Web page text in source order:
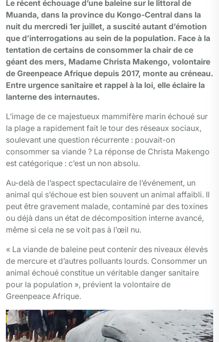
Le récent échouage d’une baleine sur le littoral de
Muanda, dans la province du Kongo-Central dans la
nuit du mercredi 1er juillet, a suscité autant d’émotion
que d’interrogations au sein de la population. Face à la
tentation de certains de consommer la chair de ce
géant des mers, Madame Christa Makengo, volontaire
de Greenpeace Afrique depuis 2017, monte au créneau.
Entre urgence sanitaire et rappel à la loi, elle éclaire la
lanterne des internautes.
L’image de ce majestueux mammifère marin échoué sur
la plage a rapidement fait le tour des réseaux sociaux,
soulevant une question récurrente : pouvait-on
consommer sa viande ? La réponse de Christa Makengo
est catégorique : c’est un non absolu.
Au-delà de l’aspect spectaculaire de l’événement, un
animal qui s’échoue est bien souvent un animal affaibli. Il
peut être gravement malade, contaminé par des toxines
ou déjà dans un état de décomposition interne avancé,
même si cela ne se voit pas à l’œil nu.
« La viande de baleine peut contenir des niveaux élevés
de mercure et d’autres polluants lourds. Consommer un
animal échoué constitue un véritable danger sanitaire
pour la population », prévient la volontaire de
Greenpeace Afrique.